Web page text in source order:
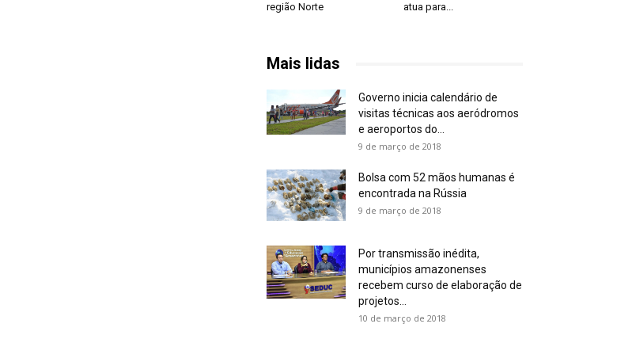
região Norte
atua para...
Mais lidas
Governo inicia calendário de
visitas técnicas aos aeródromos
e aeroportos do...
9 de março de 2018
Bolsa com 52 mãos humanas é
encontrada na Rússia
9 de março de 2018
Por transmissão inédita,
municípios amazonenses
recebem curso de elaboração de
projetos...
10 de março de 2018